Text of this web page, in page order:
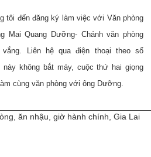
tôi đến đăng ký làm việc với Văn phòng
Mai Quang Dưỡng- Chánh văn phòng
Liên hệ qua điện thoại theo số
này không bắt máy, cuộc thứ hai giọng
cùng văn phòng với ông Dưỡng.